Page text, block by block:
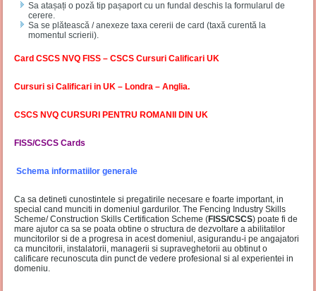
Sa atașați o poză tip pașaport cu un fundal deschis la formularul de
cerere.
Sa se plătească / anexeze taxa cererii de card (taxă curentă la
momentul scrierii).
Card CSCS NVQ FISS – CSCS Cursuri Calificari UK
Cursuri si Calificari in UK – Londra – Anglia.
CSCS NVQ CURSURI PENTRU ROMANII DIN UK
FISS/CSCS Cards
Schema informatiilor generale
Ca sa detineti cunostintele si pregatirile necesare e foarte important, in
special cand munciti in domeniul gardurilor. The Fencing Industry Skills
Scheme/ Construction Skills Certification Scheme (FISS/CSCS) poate fi de
mare ajutor ca sa se poata obtine o structura de dezvoltare a abilitatilor
muncitorilor si de a progresa in acest domeniul, asigurandu-i pe angajatori
ca muncitorii, instalatorii, managerii si supraveghetorii au obtinut o
calificare recunoscuta din punct de vedere profesional si al experientei in
domeniu.